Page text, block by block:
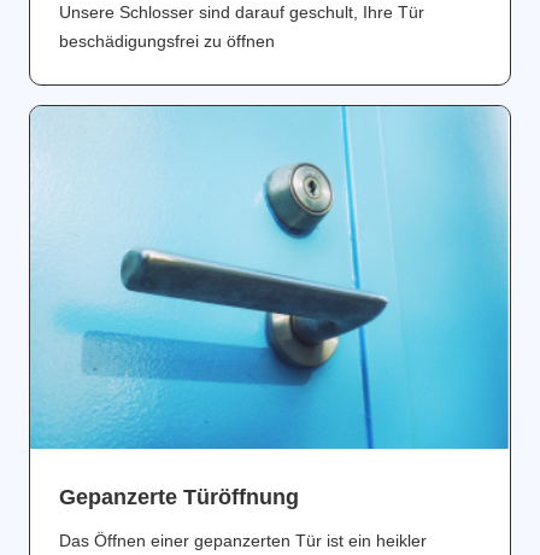
Unsere Schlosser sind darauf geschult, Ihre Tür
beschädigungsfrei zu öffnen
Gepanzerte Türöffnung
Das Öffnen einer gepanzerten Tür ist ein heikler